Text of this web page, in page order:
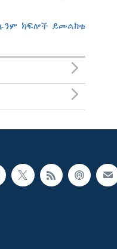
ክፍሎች ይመልከቱ